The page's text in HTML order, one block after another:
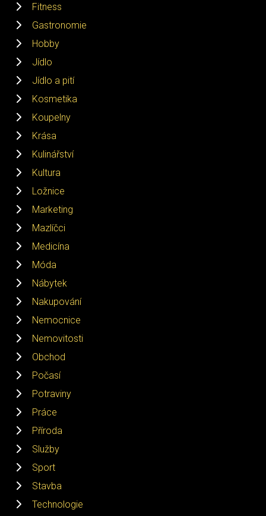
Fitness
Gastronomie
Hobby
Jídlo
Jídlo a pití
Kosmetika
Koupelny
Krása
Kulinářství
Kultura
Ložnice
Marketing
Mazlíčci
Medicína
Móda
Nábytek
Nakupování
Nemocnice
Nemovitosti
Obchod
Počasí
Potraviny
Práce
Příroda
Služby
Sport
Stavba
Technologie